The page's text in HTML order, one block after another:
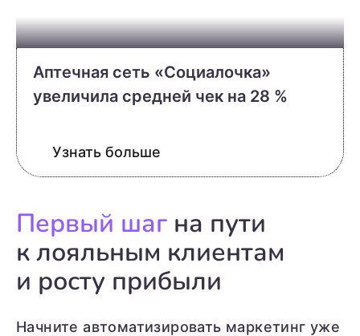
Аптечная сеть «Социалочка»
увеличила средней чек на 28 %
Узнать больше
Первый шаг на пути
к лояльным клиентам
и росту прибыли
Начните автоматизировать маркетинг уже